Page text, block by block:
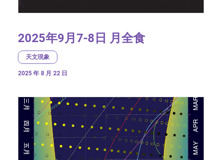
2025年9月7-8日 月全食
天文現象
2025 年 8 月 22 日